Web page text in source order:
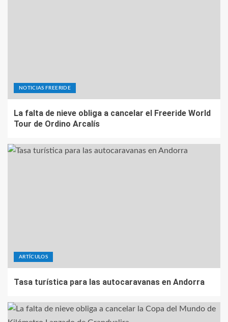
NOTICIAS FREERIDE
La falta de nieve obliga a cancelar el Freeride World
Tour de Ordino Arcalís
ARTÍCULOS
Tasa turística para las autocaravanas en Andorra